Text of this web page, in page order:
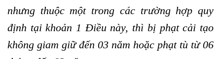
nhưng thuộc một trong các trường hợp quy
định tại khoản 1 Điều này, thì bị phạt cải tạo
không giam giữ đến 03 năm hoặc phạt tù từ 06